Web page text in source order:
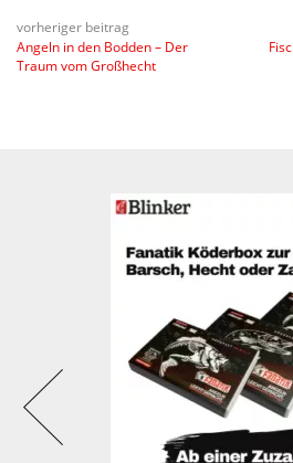
vorheriger beitrag
Angeln in den Bodden – Der
Traum vom Großhecht